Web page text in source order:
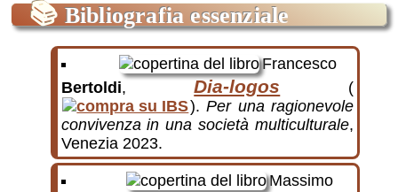
📚 Bibliografia essenziale
Francesco
Bertoldi, Dia-logos
(
).Per una ragionevole
convivenza in una società multiculturale,
Venezia 2023.
Massimo